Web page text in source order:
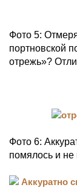
Фото 5:
портновской
отрежь»?
Фото 6:
помялось и